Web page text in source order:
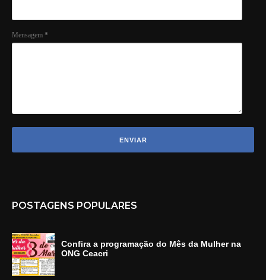
Mensagem *
POSTAGENS POPULARES
Confira a programação do Mês da Mulher na
ONG Ceacri